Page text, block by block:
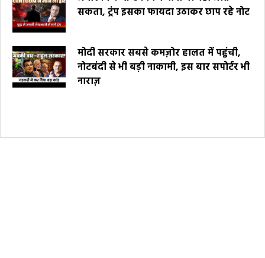
सकता, ट्रंप इसका फायदा उठाकर छाप रहे नोट
मोदी सरकार सबसे कमज़ोर हालत में पहुंची,
नोटबंदी से भी बड़ी नाकामी, इस बार सपोर्टर भी
नाराज़